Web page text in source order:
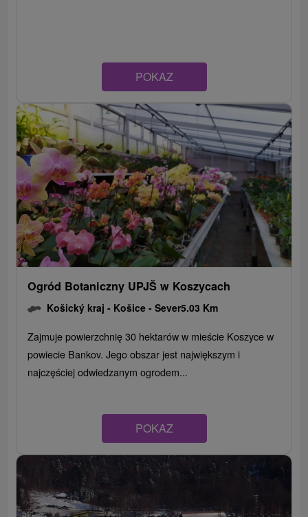
POKAZ
Ogród Botaniczny UPJŠ w Koszycach
Košický kraj - Košice - Sever5.03 Km
Zajmuje powierzchnię 30 hektarów w mieście Koszyce w
powiecie Bankov. Jego obszar jest największym i
najczęściej odwiedzanym ogrodem...
POKAZ